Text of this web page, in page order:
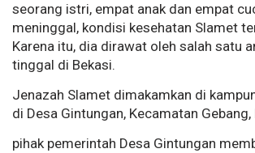
seorang istri, empat anak dan empat
meninggal, kondisi kesehatan Slamet
Karena itu, dia dirawat oleh salah satu
tinggal di Bekasi.
Jenazah Slamet dimakamkan di
di Desa Gintungan, Kecamatan
pihak pemerintah Desa Gintungan